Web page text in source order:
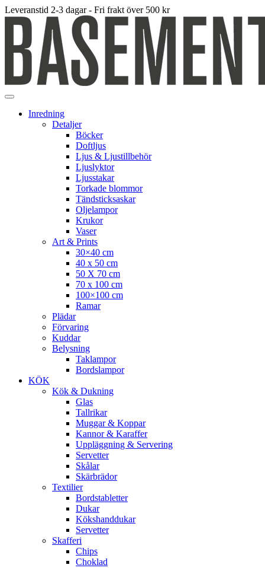
Leveranstid 2-3 dagar - Fri frakt över 500 kr
Inredning
Detaljer
Böcker
Doftljus
Ljus & Ljustillbehör
Ljuslyktor
Ljusstakar
Torkade blommor
Tändsticksaskar
Oljelampor
Krukor
Vaser
Art & Prints
30×40 cm
40 x 50 cm
50 X 70 cm
70 x 100 cm
100×100 cm
Ramar
Plädar
Förvaring
Kuddar
Belysning
Taklampor
Bordslampor
KÖK
Kök & Dukning
Glas
Tallrikar
Muggar & Koppar
Kannor & Karaffer
Uppläggning & Servering
Servetter
Skålar
Skärbrädor
Textilier
Bordstabletter
Dukar
Kökshanddukar
Servetter
Skafferi
Chips
Choklad